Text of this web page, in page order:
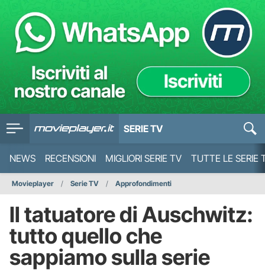
SERIE TV
NEWS RECENSIONI MIGLIORI SERIE TV TUTTE LE SERIE
Movieplayer Serie TV Approfondimenti
Il tatuatore di Auschwitz:
tutto quello che
sappiamo sulla serie